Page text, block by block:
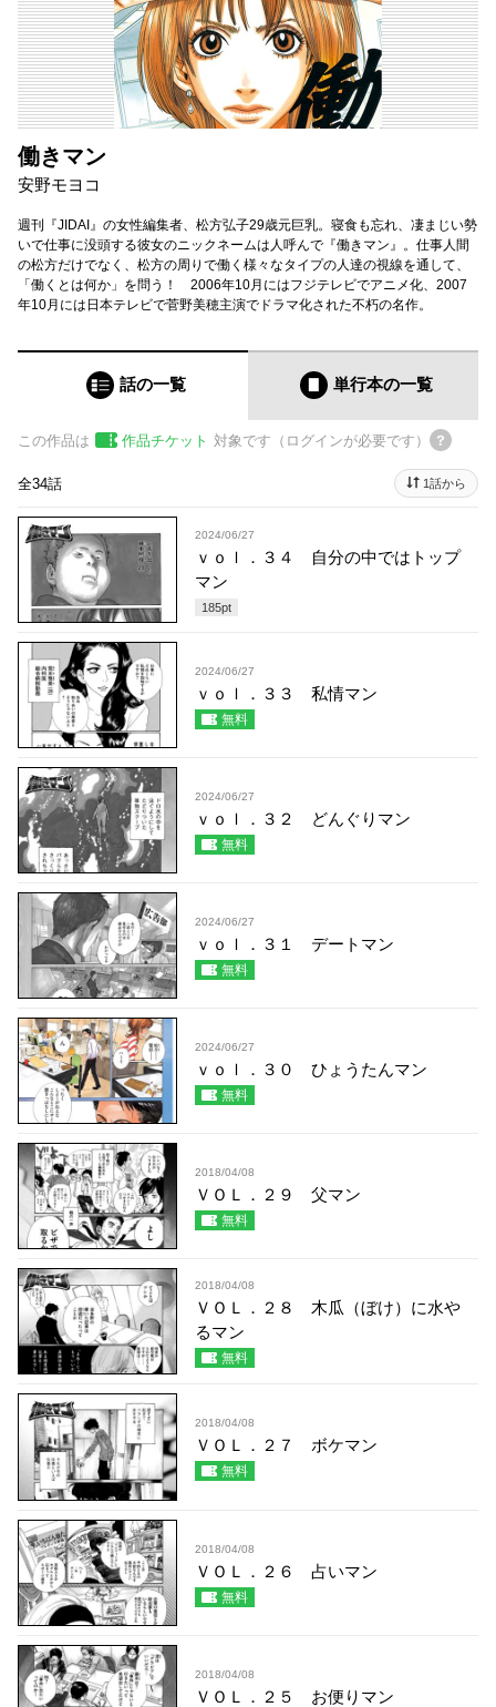
働きマン
安野モヨコ
週刊『JIDAI』の女性編集者、松方弘子29歳元巨乳。寝食も忘れ、凄まじい勢
いで仕事に没頭する彼女のニックネームは人呼んで『働きマン』。仕事人間
の松方だけでなく、松方の周りで働く様々なタイプの人達の視線を通して、
「働くとは何か」を問う！ 2006年10月にはフジテレビでアニメ化、2007
年10月には日本テレビで菅野美穂主演でドラマ化された不朽の名作。
話の一覧 単行本の一覧
この作品は 作品チケット 対象です（ログインが必要です）
全34話 1話から
2024/06/27
ｖｏｌ．３４ 自分の中ではトップ
マン
185pt
2024/06/27
ｖｏｌ．３３ 私情マン
無料
2024/06/27
ｖｏｌ．３２ どんぐりマン
無料
2024/06/27
ｖｏｌ．３１ デートマン
無料
2024/06/27
ｖｏｌ．３０ ひょうたんマン
無料
2018/04/08
ＶＯＬ．２９ 父マン
無料
2018/04/08
ＶＯＬ．２８ 木瓜（ぼけ）に水や
るマン
無料
2018/04/08
ＶＯＬ．２７ ボケマン
無料
2018/04/08
ＶＯＬ．２６ 占いマン
無料
2018/04/08
ＶＯＬ．２５ お便りマン